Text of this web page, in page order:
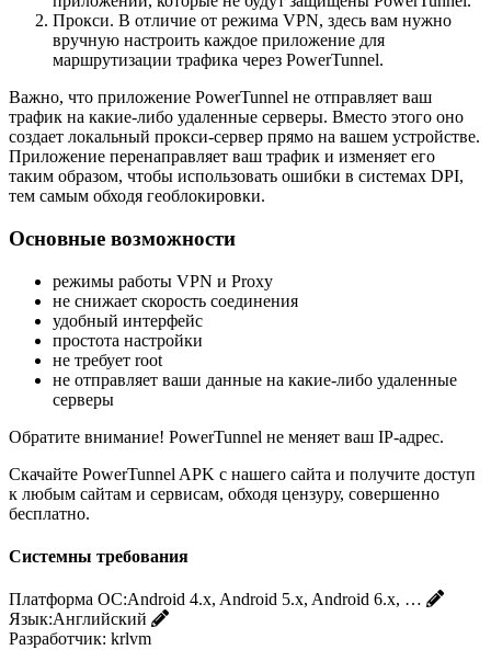
Прокси. В отличие от режима VPN, здесь вам нужно
вручную настроить каждое приложение для
маршрутизации трафика через PowerTunnel.
Важно, что приложение PowerTunnel не отправляет ваш
трафик на какие-либо удаленные серверы. Вместо этого оно
создает локальный прокси-сервер прямо на вашем устройстве.
Приложение перенаправляет ваш трафик и изменяет его
таким образом, чтобы использовать ошибки в системах DPI,
тем самым обходя геоблокировки.
Основные возможности
режимы работы VPN и Proxy
не снижает скорость соединения
удобный интерфейс
простота настройки
не требует root
не отправляет ваши данные на какие-либо удаленные
серверы
Обратите внимание! PowerTunnel не меняет ваш IP-адрес.
Скачайте PowerTunnel APK с нашего сайта и получите доступ
к любым сайтам и сервисам, обходя цензуру, совершенно
бесплатно.
Системны требования
Платформа ОС:Android 4.x, Android 5.x, Android 6.x, …
Язык:Английский
Разработчик: krlvm